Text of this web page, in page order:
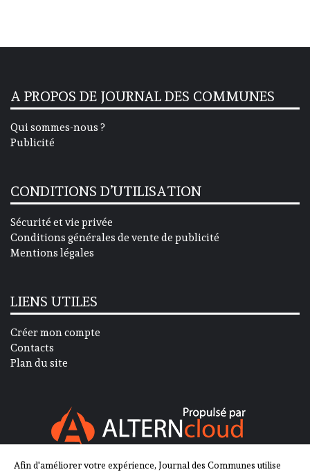
A PROPOS DE JOURNAL DES COMMUNES
Qui sommes-nous ?
Publicité
CONDITIONS D’UTILISATION
Sécurité et vie privée
Conditions générales de vente de publicité
Mentions légales
LIENS UTILES
Créer mon compte
Contacts
Plan du site
Afin d'améliorer votre expérience, Journal des Communes utilise